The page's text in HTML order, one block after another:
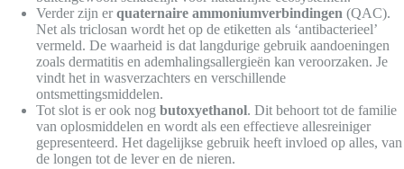
Verder zijn erquaternaire ammoniumverbindingen (QAC).
Net als triclosan wordt het op de etiketten als ‘antibacterieel’
vermeld. De waarheid is dat langdurige gebruik aandoeningen
zoals dermatitis en ademhalingsallergieën kan veroorzaken. Je
vindt het in wasverzachters en verschillende
ontsmettingsmiddelen.
Tot slot is er ook nog butoxyethanol. Dit behoort tot de familie
van oplosmiddelen en wordt als een effectieve allesreiniger
gepresenteerd. Het dagelijkse gebruik heeft invloed op alles, van
de longen tot de lever en de nieren.